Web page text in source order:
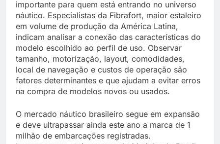
importante para quem está entrando no universo
náutico. Especialistas da Fibrafort, maior estaleiro
em volume de produção da América Latina,
indicam analisar a conexão das características do
modelo escolhido ao perfil de uso. Observar
tamanho, motorização, layout, comodidades,
local de navegação e custos de operação são
fatores determinantes e que ajudam a evitar erros
na compra de modelos novos ou usados.
O mercado náutico brasileiro segue em expansão
e deve ultrapassar ainda este ano a marca de 1
milhão de embarcações registradas.